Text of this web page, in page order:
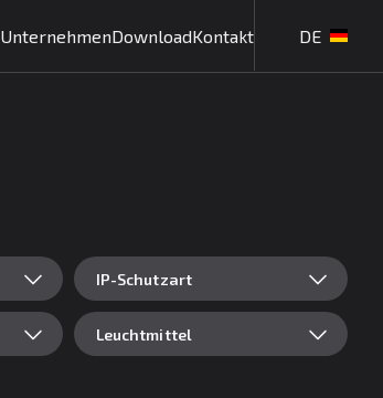
UnternehmenDownloadKontakt DE
IP-Schutzart
Leuchtmittel